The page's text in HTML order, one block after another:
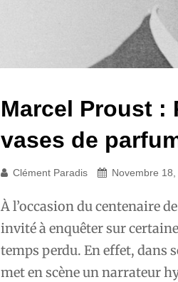
Marcel Proust :
vases de
Clément Paradis Novembre 18,
À l’occasion du centenaire
invité à enquêter sur
temps perdu. En effet, dans
met en scène un narrateur